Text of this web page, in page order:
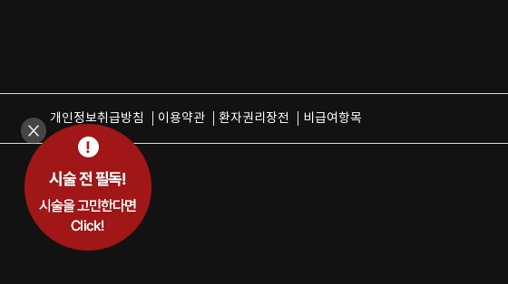
개인정보취급방침 이용약관 환자권리장전 비급여항목